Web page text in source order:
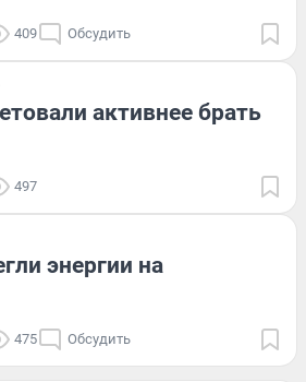
409 Обсудить
активнее брать
497
энергии на
475 Обсудить